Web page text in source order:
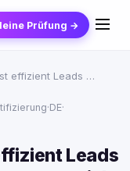
Prüfung →
effizient Leads …
·DE·
Leads